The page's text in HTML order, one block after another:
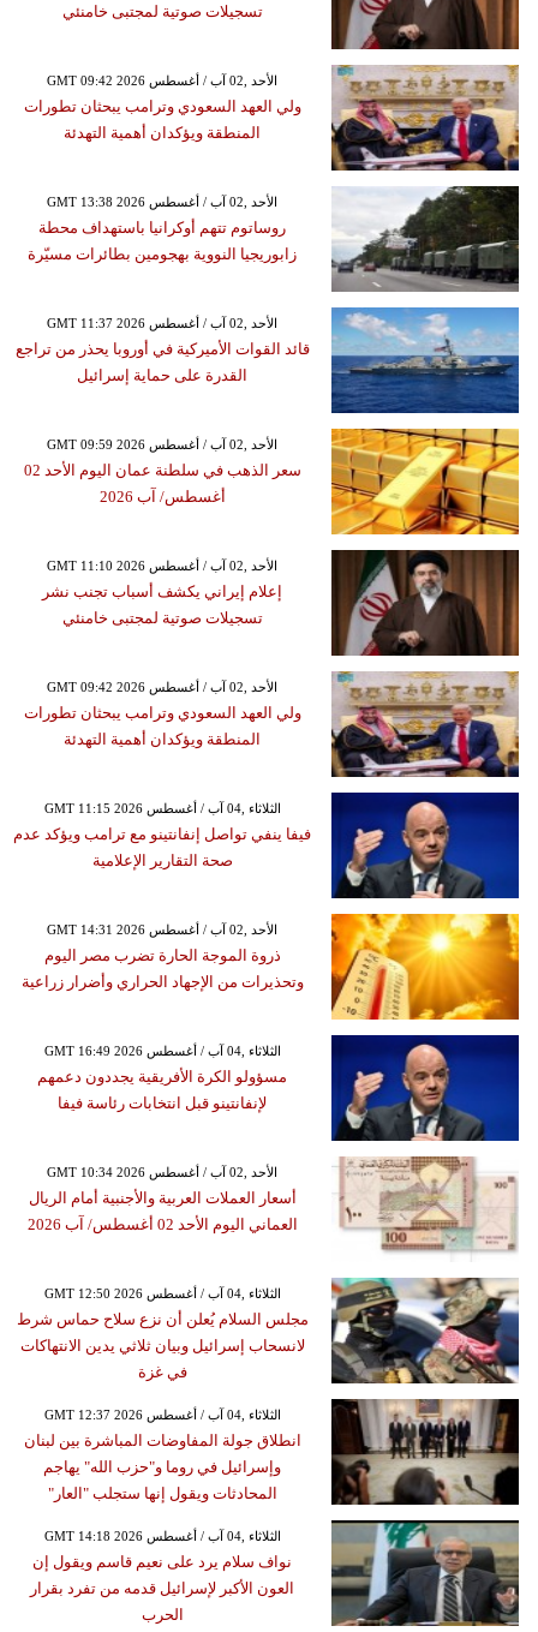
تسجيلات صوتية لمجتبى خامنئي
GMT 09:42 2026 الأحد ,02 آب / أغسطس
ولي العهد السعودي وترامب يبحثان تطورات
المنطقة ويؤكدان أهمية التهدئة
GMT 13:38 2026 الأحد ,02 آب / أغسطس
روساتوم تتهم أوكرانيا باستهداف محطة
زابوريجيا النووية بهجومين بطائرات مسيّرة
GMT 11:37 2026 الأحد ,02 آب / أغسطس
قائد القوات الأميركية في أوروبا يحذر من تراجع
القدرة على حماية إسرائيل
GMT 09:59 2026 الأحد ,02 آب / أغسطس
سعر الذهب في سلطنة عمان اليوم الأحد 02
أغسطس/ آب 2026
GMT 11:10 2026 الأحد ,02 آب / أغسطس
إعلام إيراني يكشف أسباب تجنب نشر
تسجيلات صوتية لمجتبى خامنئي
GMT 09:42 2026 الأحد ,02 آب / أغسطس
ولي العهد السعودي وترامب يبحثان تطورات
المنطقة ويؤكدان أهمية التهدئة
GMT 11:15 2026 الثلاثاء ,04 آب / أغسطس
فيفا ينفي تواصل إنفانتينو مع ترامب ويؤكد عدم
صحة التقارير الإعلامية
GMT 14:31 2026 الأحد ,02 آب / أغسطس
ذروة الموجة الحارة تضرب مصر اليوم
وتحذيرات من الإجهاد الحراري وأضرار زراعية
GMT 16:49 2026 الثلاثاء ,04 آب / أغسطس
مسؤولو الكرة الأفريقية يجددون دعمهم
لإنفانتينو قبل انتخابات رئاسة فيفا
GMT 10:34 2026 الأحد ,02 آب / أغسطس
أسعار العملات العربية والأجنبية أمام الريال
العماني اليوم الأحد 02 أغسطس/ آب 2026
GMT 12:50 2026 الثلاثاء ,04 آب / أغسطس
مجلس السلام يُعلن أن نزع سلاح حماس شرط
لانسحاب إسرائيل وبيان ثلاثي يدين الانتهاكات
في غزة
GMT 12:37 2026 الثلاثاء ,04 آب / أغسطس
انطلاق جولة المفاوضات المباشرة بين لبنان
وإسرائيل في روما و"حزب الله" يهاجم
المحادثات ويقول إنها ستجلب "العار"
GMT 14:18 2026 الثلاثاء ,04 آب / أغسطس
نواف سلام يرد على نعيم قاسم ويقول إن
العون الأكبر لإسرائيل قدمه من تفرد بقرار
الحرب